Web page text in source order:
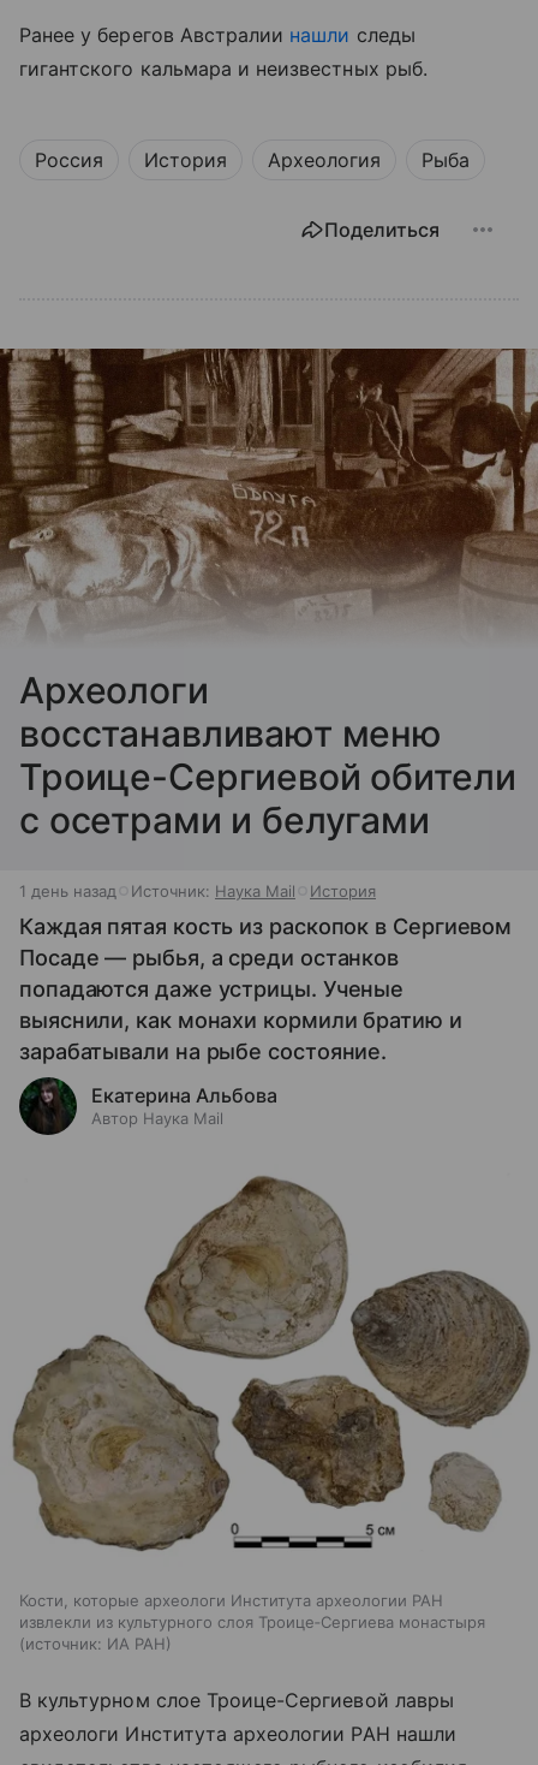
Ранее у берегов Австралии нашли следы
гигантского кальмара и неизвестных рыб.
Россия История Археология Рыба
Поделиться
Археологи
восстанавливают меню
Троице-Сергиевой обители
с осетрами и белугами
1 день назад Источник: Наука Mail История
Каждая пятая кость из раскопок в Сергиевом
Посаде — рыбья, а среди останков
попадаются даже устрицы. Ученые
выяснили, как монахи кормили братию и
зарабатывали на рыбе состояние.
Екатерина Альбова
Автор Наука Mail
Кости, которые археологи Института археологии РАН
извлекли из культурного слоя Троице‑Сергиева монастыря
источник: ИА РАН
В культурном слое Троице-Сергиевой лавры
археологи Института археологии РАН нашли